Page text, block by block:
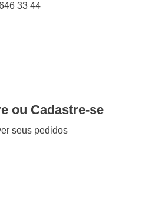
33 44
ou Cadastre-se
seus pedidos